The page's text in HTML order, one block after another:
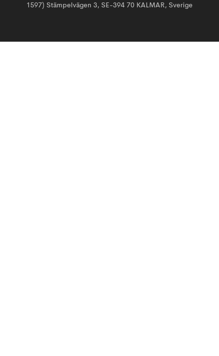
1597) Stämpelvägen 3, SE-394 70 KALMAR, Sverige